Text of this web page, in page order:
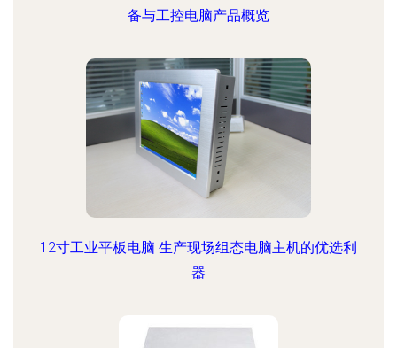
备与工控电脑产品概览
12寸工业平板电脑 生产现场组态电脑主机的优选利
器